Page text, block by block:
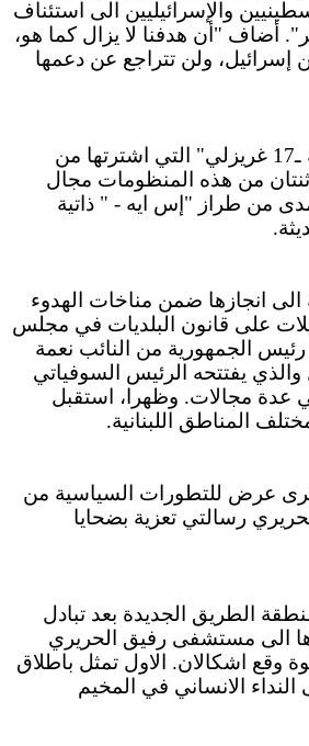
والإسرائيليين الى استئناف
أضاف "أن هدفنا لا يزال كما هو،
ولن تتراجع عن دعمها
المركزية- ذكرت مجلة "جينز دفنس ويكلي" أن سوريا تقوم بتطوير قدرات دفاعها الجوي من خلال الصواريخ الدفاعية متوسط المدى "إس ايه ـ17 غريزلي" التي اشترتها من
روسيا أيضاً، ودخلت اثنتان من هذه المنظومات مجال
المدى من طراز "إس ايه - " ذاتية
الى انجازها ضمن مناخات الهدوء
على قانون البلديات في مجلس
الجمهورية من النائب نعمة
يفتتحه الرئيس السوفياتي
عدة مجالات. وظهرا، استقبل
المناطق اللبنانية.
عرض للتطورات السياسية من
رسالتي تعزية بضحايا
الطريق الجديدة بعد تبادل
الى مستشفى رفيق الحريري
اشكالان. الاول تمثل باطلاق
الانساني في المخيم